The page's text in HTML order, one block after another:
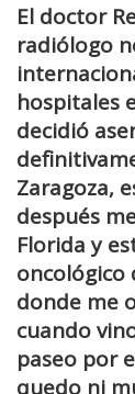
El doctor
radiólogo
hospitales
decidió
Zaragoza,
después
Florida y
oncológico
donde me
cuando
paseo por
quedo ni